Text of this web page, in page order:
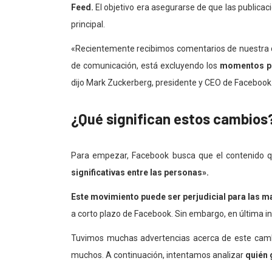
Feed. El objetivo era asegurarse de que las
principal.
«Recientemente recibimos comentarios de
de comunicación, está excluyendo los momentos
dijo Mark Zuckerberg, presidente y CEO de
¿Qué significan estos
Para empezar, Facebook busca que el contenido
significativas entre las personas».
Este movimiento puede ser perjudicial para las
a corto plazo de Facebook. Sin embargo, en última
Tuvimos muchas advertencias acerca de este
muchos. A continuación, intentamos analizar quién